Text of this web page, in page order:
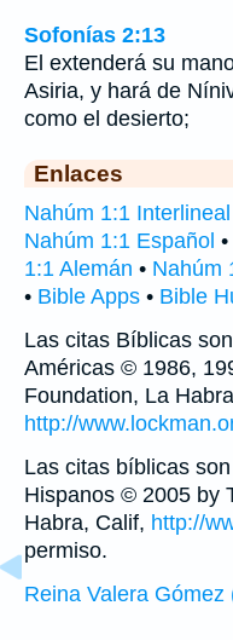
Sofonías 2:13
El extenderá su
Asiria, y hará de
como el desierto;
Enlaces
Nahúm 1:1 Interlineal
Nahúm 1:1 Español •
1:1 Alemán • Nahúm
• Bible Apps • Bible
Las citas Bíblicas
Américas © 1986,
Foundation, La
http://
Las citas bíblicas
Hispanos © 2005 by
Habra, Calif, http://
permiso.
Reina Valera Gómez